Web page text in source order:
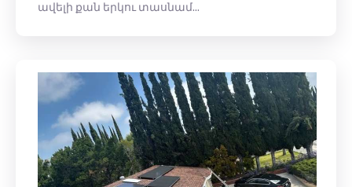
ավելի քան երկու տասնամ...